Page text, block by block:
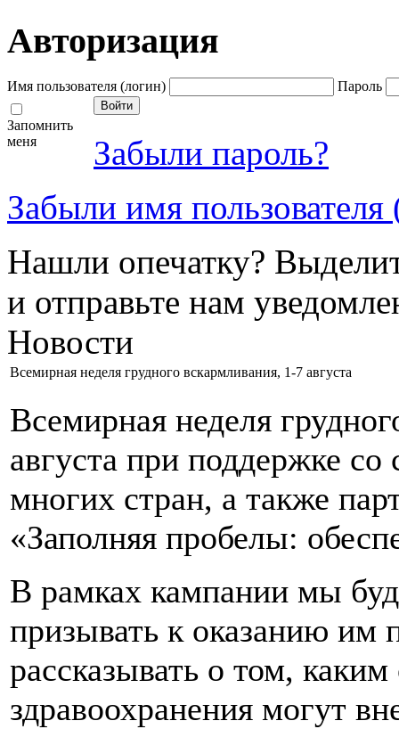
Авторизация
Имя пользователя (логин) Пароль
Запомнить
меня
Забыли пароль?
Забыли имя пользователя
Нашли опечатку?
и отправьте нам
Новости
Всемирная неделя грудного вскармливания, 1-7 августа
Всемирная неделя
августа при поддержке
многих стран, а также
«Заполняя пробелы:
В рамках кампании мы
призывать к оказанию им
рассказывать о том,
здравоохранения могут